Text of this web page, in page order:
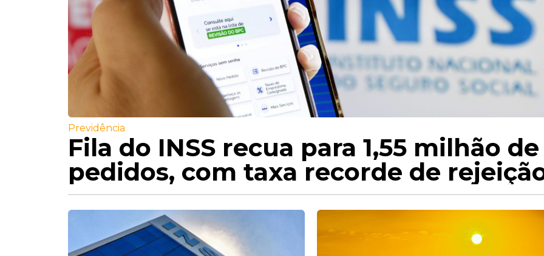
Previdência
Fila do INSS recua para 1,55 milhão de
pedidos, com taxa recorde de